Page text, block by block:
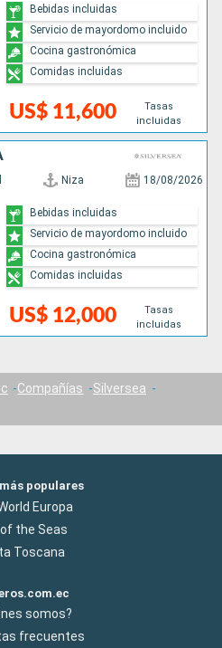
US$ 11,600
Tasas
incluidas
Bebidas incluidas
Servicio de mayordomo incluido
Cocina gastronómica
Comidas incluidas
Niza 18/08/2026
US$ 12,000
Tasas
incluidas
Bebidas incluidas
Servicio de mayordomo incluido
Cocina gastronómica
Comidas incluidas
Compañías
Silversea
populares
Europa
the Seas
Toscana
somos?
frecuentes